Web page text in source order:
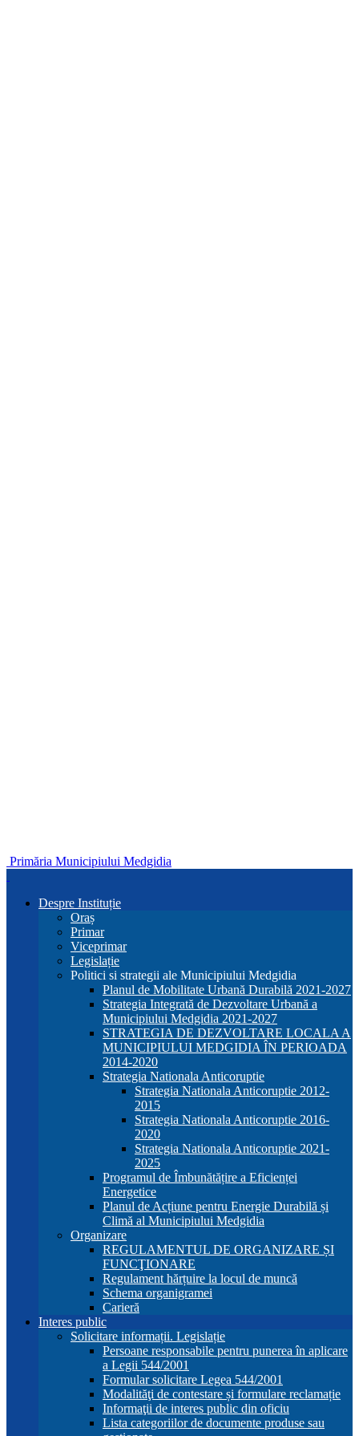
Primăria Municipiului Medgidia
Despre Instituție
Oraș
Primar
Viceprimar
Legislație
Politici si strategii ale Municipiului Medgidia
Planul de Mobilitate Urbană Durabilă 2021-2027
Strategia Integrată de Dezvoltare Urbană a
Municipiului Medgidia 2021-2027
STRATEGIA DE DEZVOLTARE LOCALA A
MUNICIPIULUI MEDGIDIA ÎN PERIOADA
2014-2020
Strategia Nationala Anticoruptie
Strategia Nationala Anticoruptie 2012-
2015
Strategia Nationala Anticoruptie 2016-
2020
Strategia Nationala Anticoruptie 2021-
2025
Programul de Îmbunătățire a Eficienței
Energetice
Planul de Acțiune pentru Energie Durabilă și
Climă al Municipiului Medgidia
Organizare
REGULAMENTUL DE ORGANIZARE ȘI
FUNCŢIONARE
Regulament hărțuire la locul de muncă
Schema organigramei
Carieră
Interes public
Solicitare informații. Legislație
Persoane responsabile pentru punerea în aplicare
a Legii 544/2001
Formular solicitare Legea 544/2001
Modalităţi de contestare și formulare reclamație
Informaţii de interes public din oficiu
Lista categoriilor de documente produse sau